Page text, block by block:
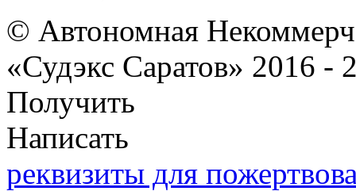
© Автономная
«Судэкс Саратов» 2016 -
Получить
Написать
реквизиты для